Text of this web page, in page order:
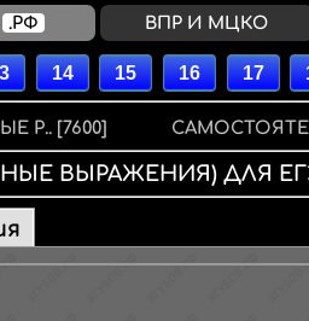
Р.. [7600]
ВЫРАЖЕНИЯ) ДЛЯ
.РФ ВПР И МЦКО